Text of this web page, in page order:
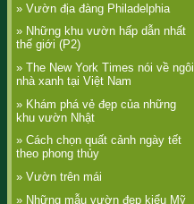
» Vườn địa đàng Philadelphia
» Những khu vườn hấp dẫn nhất
thế giới (P2)
» The New York Times nói về ngôi
nhà xanh tại Việt Nam
» Khám phá vẻ đẹp của những
khu vườn Nhật
» Cách chọn quất cảnh ngày tết
theo phong thủy
» Vườn trên mái
» Những mẫu vườn đẹp kiểu Mỹ